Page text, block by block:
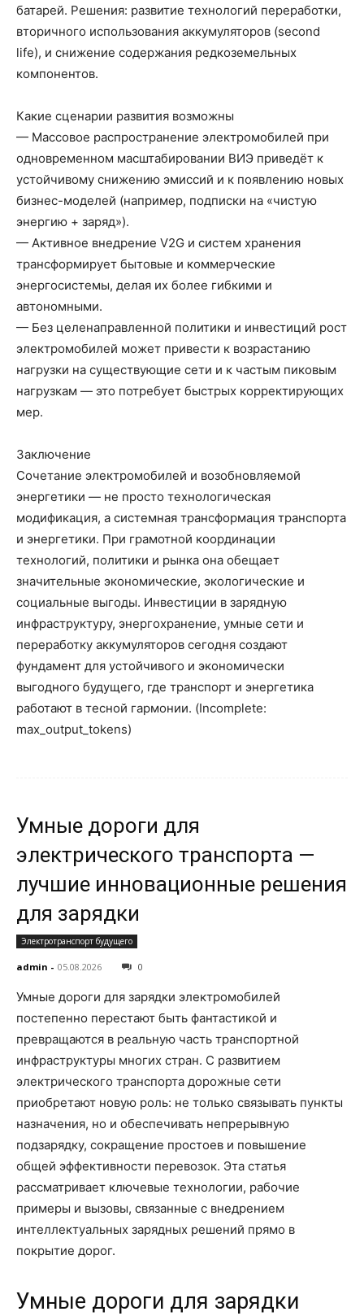
батарей. Решения: развитие технологий переработки,
вторичного использования аккумуляторов (second
life), и снижение содержания редкоземельных
компонентов.
Какие сценарии развития возможны
— Массовое распространение электромобилей при
одновременном масштабировании ВИЭ приведёт к
устойчивому снижению эмиссий и к появлению новых
бизнес-моделей (например, подписки на «чистую
энергию + заряд»).
— Активное внедрение V2G и систем хранения
трансформирует бытовые и коммерческие
энергосистемы, делая их более гибкими и
автономными.
— Без целенаправленной политики и инвестиций рост
электромобилей может привести к возрастанию
нагрузки на существующие сети и к частым пиковым
нагрузкам — это потребует быстрых корректирующих
мер.
Заключение
Сочетание электромобилей и возобновляемой
энергетики — не просто технологическая
модификация, а системная трансформация транспорта
и энергетики. При грамотной координации
технологий, политики и рынка она обещает
значительные экономические, экологические и
социальные выгоды. Инвестиции в зарядную
инфраструктуру, энергохранение, умные сети и
переработку аккумуляторов сегодня создают
фундамент для устойчивого и экономически
выгодного будущего, где транспорт и энергетика
работают в тесной гармонии. (Incomplete:
max_output_tokens)
Умные дороги для
электрического транспорта —
лучшие инновационные решения
для зарядки
Электротранспорт будущего
admin - 05.08.2026 0
Умные дороги для зарядки электромобилей
постепенно перестают быть фантастикой и
превращаются в реальную часть транспортной
инфраструктуры многих стран. С развитием
электрического транспорта дорожные сети
приобретают новую роль: не только связывать пункты
назначения, но и обеспечивать непрерывную
подзарядку, сокращение простоев и повышение
общей эффективности перевозок. Эта статья
рассматривает ключевые технологии, рабочие
примеры и вызовы, связанные с внедрением
интеллектуальных зарядных решений прямо в
покрытие дорог.
Умные дороги для зарядки